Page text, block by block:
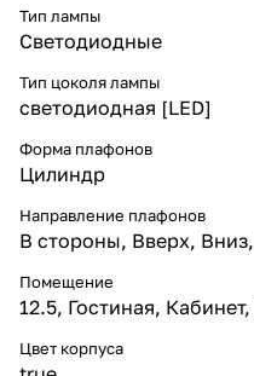
Тип лампы
Светодиодные
Тип цоколя лампы
светодиодная [LED]
Форма плафонов
Цилиндр
Направление плафонов
В стороны, Вверх, Вниз,
Помещение
12.5, Гостиная, Кабинет,
Цвет корпуса